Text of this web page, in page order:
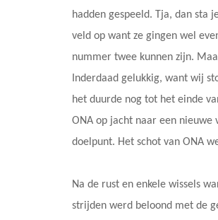
hadden gespeeld. Tja, dan sta
veld op want ze gingen wel
nummer twee kunnen zijn.
Inderdaad gelukkig, want wij
het duurde nog tot het einde
ONA op jacht naar een nieuwe
doelpunt. Het schot van ONA
Na de rust en enkele wissels
strijden werd beloond met de